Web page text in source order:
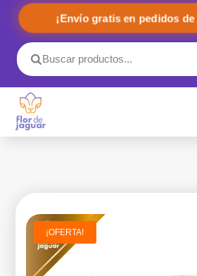
¡Envío gratis en pedidos de
¡OFERTA!